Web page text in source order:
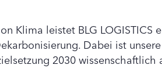
Klima leistet BLG LOGISTICS
Dabei ist unsere
2030 wissenschaftlich